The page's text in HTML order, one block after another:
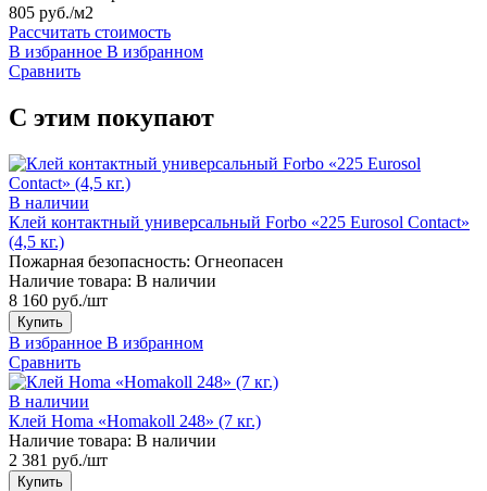
805 руб./м2
Рассчитать стоимость
В избранное В избранном
Сравнить
С этим покупают
В наличии
Клей контактный универсальный Forbo «225 Eurosol Contact»
(4,5 кг.)
Пожарная безопасность: Огнеопасен
Наличие товара: В наличии
8 160 руб./шт
Купить
В избранное В избранном
Сравнить
В наличии
Клей Homa «Homakoll 248» (7 кг.)
Наличие товара: В наличии
2 381 руб./шт
Купить